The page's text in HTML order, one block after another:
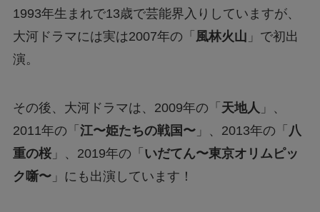
1993年生まれで13歳で芸能界入りしていますが、
大河ドラマには実は2007年の「 風林火山 」で初出
演。
その後、大河ドラマは、2009年の「 天地人 」、
2011年の「 江〜姫たちの戦国〜」、2013年の「 八
重の桜」、2019年の「 いだてん〜東京オリムピッ
ク噺〜」にも出演しています！